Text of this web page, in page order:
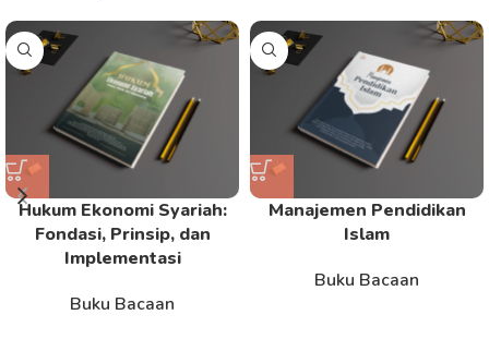
Hukum Ekonomi Syariah:
Fondasi, Prinsip, dan
Implementasi
Buku Bacaan
Manajemen Pendidikan
Islam
Buku Bacaan